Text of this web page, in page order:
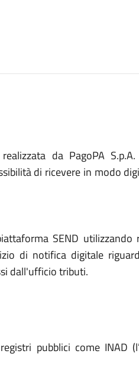
da PagoPA
di ricevere in modo
SEND utilizzando
di notifica digitale
dall'ufficio tributi.
pubblici come INAD